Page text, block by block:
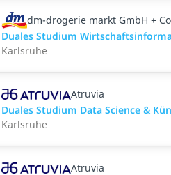
dm-drogerie markt GmbH +
Duales Studium
Karlsruhe
Atruvia
Duales Studium Data Science &
Karlsruhe
Atruvia